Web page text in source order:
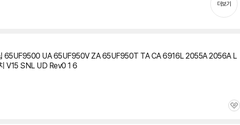
치
기
더보기
65UF9500 UA 65UF950V ZA 65UF950T TA CA 6916L 2055A 2056A L
V15 SNL UD Rev0 1 6
관